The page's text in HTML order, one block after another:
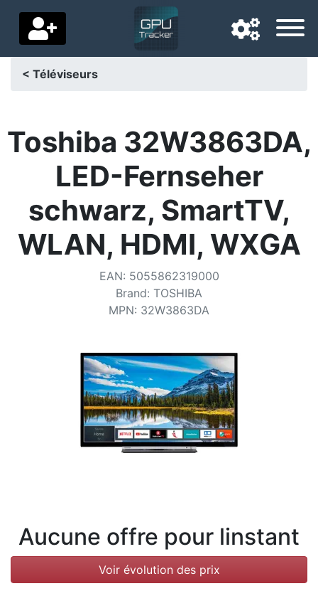
Pays de livraison
Accueil
Paramètres
Soutenez-nous
Catégories
< Téléviseurs
Toshiba 32W3863DA,
LED-Fernseher
schwarz, SmartTV,
WLAN, HDMI, WXGA
EAN: 5055862319000
Brand: TOSHIBA
MPN: 32W3863DA
Aucune offre pour linstant
Voir évolution des prix